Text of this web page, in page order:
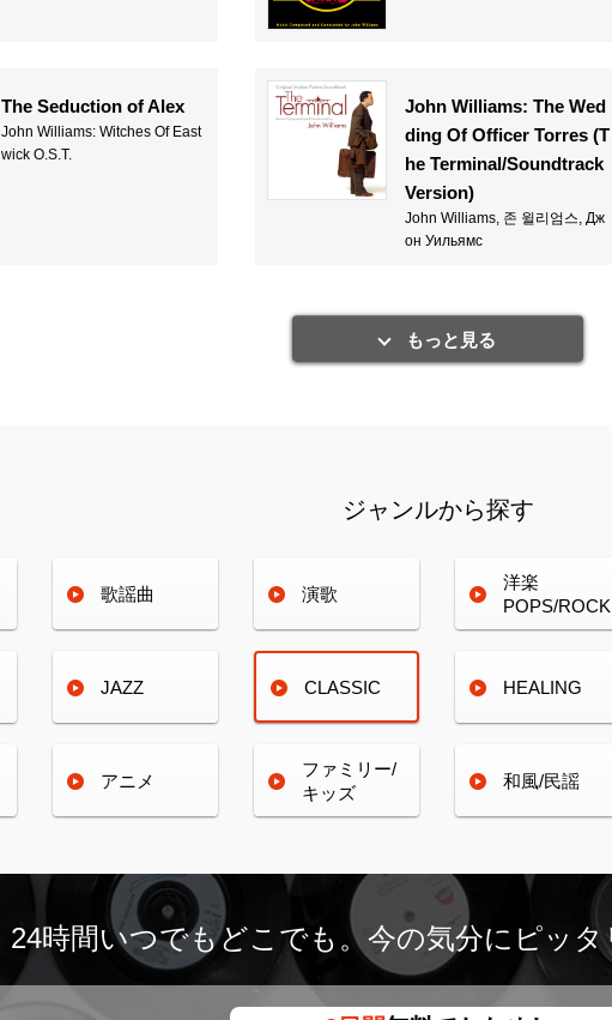
もっと見る
The Seduction of Alex
John Williams: Witches Of East
wick O.S.T.
John Williams: The Wed
ding Of Officer Torres (T
he Terminal/Soundtrack
Version)
John Williams, 존 윌리엄스, Дж
он Уильямс
ジャンルから探す
歌謡曲 演歌
洋楽
POPS/ROCK
JAZZ CLASSIC HEALING
アニメ
ファミリー/
キッズ
和風/民謡
24時間いつでもどこでも。 今の気分にピッ